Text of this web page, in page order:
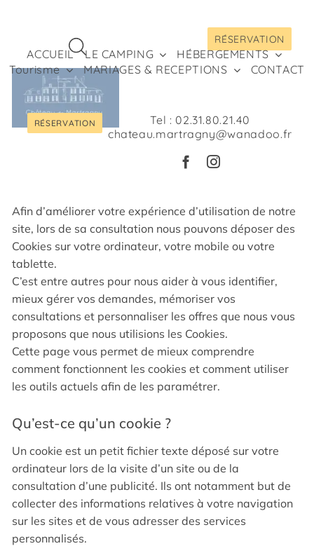
RÉSERVATION
ACCUEIL LE CAMPING
HÉBERGEMENTS
Tourisme
MARIAGES & RECEPTIONS CONTACT
RÉSERVATION Tel : 02.31.80.21.40
chateau.martragny@wanadoo.fr
Cookies
Note sur l’utilisation et le
Afin d’améliorer votre expérience d’utilisation de notre
site, lors de sa consultation nous pouvons déposer des
Cookies sur votre ordinateur, votre mobile ou votre
tablette.
C’est entre autres pour nous aider à vous identifier,
mieux gérer vos demandes, mémoriser vos
consultations et personnaliser les offres que nous vous
proposons que nous utilisions les Cookies.
Cette page vous permet de mieux comprendre
comment fonctionnent les cookies et comment utiliser
les outils actuels afin de les paramétrer.
Qu’est-ce qu’un cookie ?
Un cookie est un petit fichier texte déposé sur votre
ordinateur lors de la visite d’un site ou de la
consultation d’une publicité. Ils ont notamment but de
collecter des informations relatives à votre navigation
sur les sites et de vous adresser des services
personnalisés.